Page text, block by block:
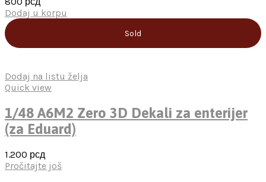
Dodaj u korpu
Sold
Dodaj na listu želja
Quick view
1/48 A6M2 Zero 3D Dekali za enterijer
(za Eduard)
1.200 рсд
Pročitajte još